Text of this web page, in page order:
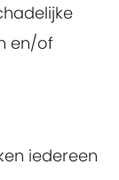
en/of
iedereen